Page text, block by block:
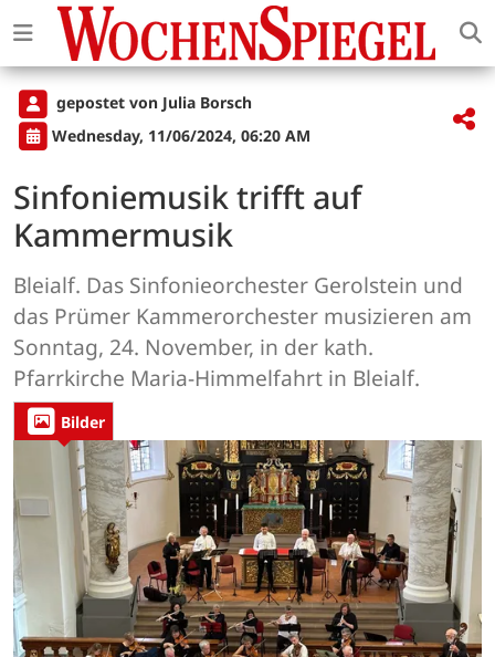
gepostet von Julia Borsch
Wednesday, 11/06/2024, 06:20 AM
Sinfoniemusik trifft auf
Kammermusik
Bleialf. Das Sinfonieorchester Gerolstein und
das Prümer Kammerorchester musizieren am
Sonntag, 24. November, in der kath.
Pfarrkirche Maria-Himmelfahrt in Bleialf.
Bilder